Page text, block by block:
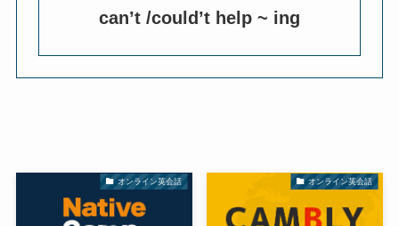
can’t /could’t help ~ ing
オンライン英会話 オンライン英会話